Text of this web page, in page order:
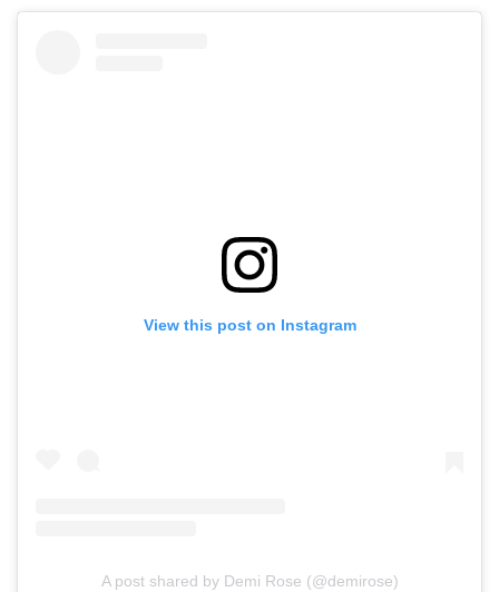
View this post on Instagram
A post shared by Demi Rose (@demirose)